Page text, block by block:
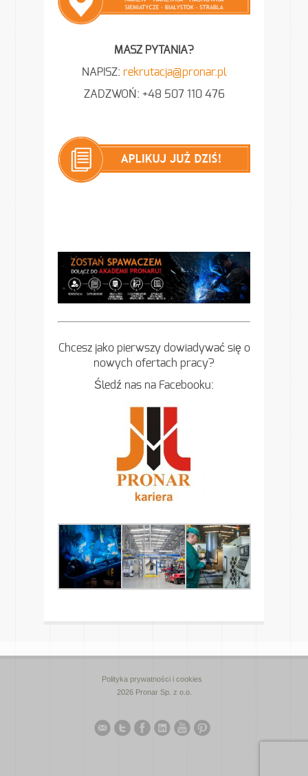
MASZ PYTANIA?
NAPISZ: rekrutacja@pronar.pl
ZADZWOŃ: +48 507 110 476
Chcesz jako pierwszy dowiadywać się o
nowych ofertach pracy?
Śledź nas na Facebooku:
Polityka prywatności i cookies
2026 Pronar Sp. z o.o.